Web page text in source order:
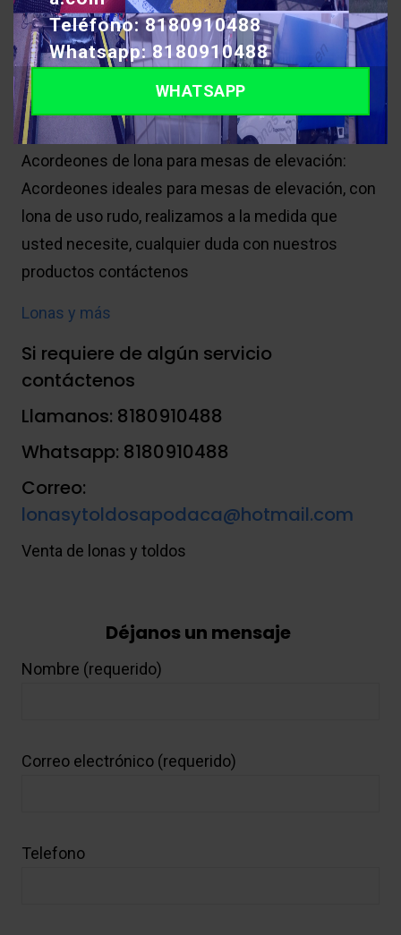
Reparación de topes de Anden: Reparación de
topes de Anden con lona de uso rudo, lona
impermeable y duradera, Variedad de colores,
También se reparan puertas de refrigeracion
Acordeones de lona para mesas de elevación:
Acordeones ideales para mesas de elevación, con
lona de uso rudo, realizamos a la medida que
usted necesite, cualquier duda con nuestros
productos contáctenos
Lonas y más
Si requiere de algún servicio
contáctenos
Llamanos: 8180910488
Whatsapp: 8180910488
Correo:
lonasytoldosapodaca@hotmail.com
Venta de lonas y toldos
Déjanos un mensaje
Nombre (requerido)
Correo electrónico (requerido)
Telefono
Teléfono: 8180910488
Whatsapp: 8180910488
WHATSAPP